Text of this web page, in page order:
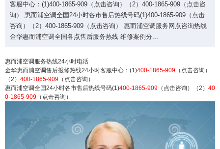
客服中心：(1)400-1865-909（点击咨询）（2）400-1865-909（点击咨
询） 惠而浦空调全国24小时各市售后热线号码(1)400-1865-909（点击
咨询）（2）400-1865-909（点击咨询） 惠而浦空调服务网点咨询热线
金华惠而浦空调全国各点售后服务热线 维修案例分...
惠而浦空调服务热线24小时电话
金华惠而浦空调售后报修热线24小时客服中心：(1)400-1865-909 （点击咨询）
（2） 400-1865-909 （点击咨询）
惠而浦空调全国24小时各市售后热线号码(1)400-1865-909 （点击咨询）（2） 40
0-1865-909 （点击咨询）
金华惠而浦空调400全国售后服务维修
惠而浦空调服务热线24小时电话 金华惠而浦空调售
后报修热线24小时客服中心：(1)400-1865-909（点
击咨询）（2）400-1865-909（点击咨询） 惠而浦
空调全国24小时各市售后热线号码(1)400-1865-909
（点击咨询）（2）400-1865-909（点击咨询） 惠